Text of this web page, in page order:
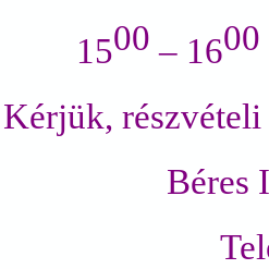
1500 – 1600
Kérjük,
Béres